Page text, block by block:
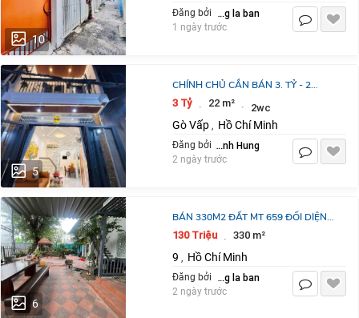
10
Đăng bởi dang la ban
1 ngày trước
5
CHÍNH CHỦ CẦN BÁN 3. TỶ - 2
TẦNG - SD 40M2 - BÙI QUANG LÀ -
GÒ VẤP - NHÀ MỚI
3 Tỷ · 22 m² · 2wc
Gò Vấp , Hồ Chí Minh
Đăng bởi Tran Manh Hung
2 ngày trước
6
BÁN 330M2 ĐẤT MT 659 ĐỐI DIỆN
DỰ ÁN GLWLBOCITY ĐƯỜNG ĐỖ
XUÂN HỢP TP THỦ ĐỨC.
LH:0903464999.
130 Triệu · 330 m²
9 , Hồ Chí Minh
Đăng bởi dang la ban
2 ngày trước